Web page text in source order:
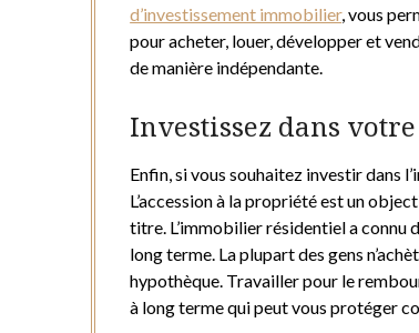
d’investissement immobilier, vous
pour acheter, louer, développer et
de manière indépendante.
Investissez dans
Enfin, si vous souhaitez investir dans
L’accession à la propriété est un
titre. L’immobilier résidentiel a connu
long terme. La plupart des gens
hypothèque. Travailler pour le
à long terme qui peut vous protéger